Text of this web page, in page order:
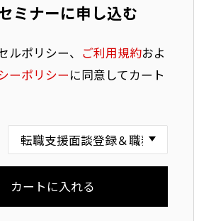
ミナーに申し込む
ルポリシー、 ご利用規約およ
ーポリシーに同意してカート